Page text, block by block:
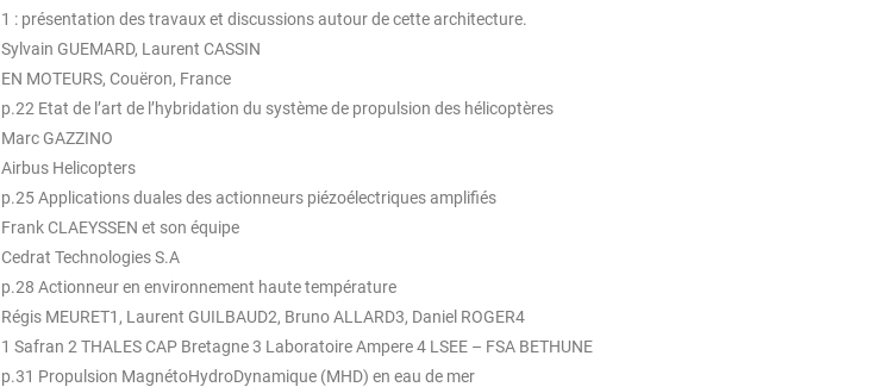
1 : présentation des travaux et discussions autour de cette architecture.
Sylvain GUEMARD, Laurent CASSIN
EN MOTEURS, Couëron, France
p.22 Etat de l’art de l’hybridation du système de propulsion des hélicoptères
Marc GAZZINO
Airbus Helicopters
p.25 Applications duales des actionneurs piézoélectriques amplifiés
Frank CLAEYSSEN et son équipe
Cedrat Technologies S.A
p.28 Actionneur en environnement haute température
Régis MEURET1, Laurent GUILBAUD2, Bruno ALLARD3, Daniel ROGER4
1 Safran 2 THALES CAP Bretagne 3 Laboratoire Ampere 4 LSEE – FSA BETHUNE
p.31 Propulsion MagnétoHydroDynamique (MHD) en eau de mer